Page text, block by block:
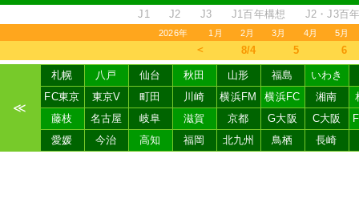
J1 J2 J3 J1百年構想 J2・J3百
2026年 1月 2月 3月 4月 5月
＜ 8/4 5 6
≪
札幌 八戸 仙台 秋田 山形 福島
いわき
FC東京
東京V 町田 川崎 横浜FM 横浜FC 湘南
藤枝
名古屋 岐阜 滋賀 京都 G大阪 C大阪
愛媛
今治 高知 福岡 北九州 鳥栖 長崎